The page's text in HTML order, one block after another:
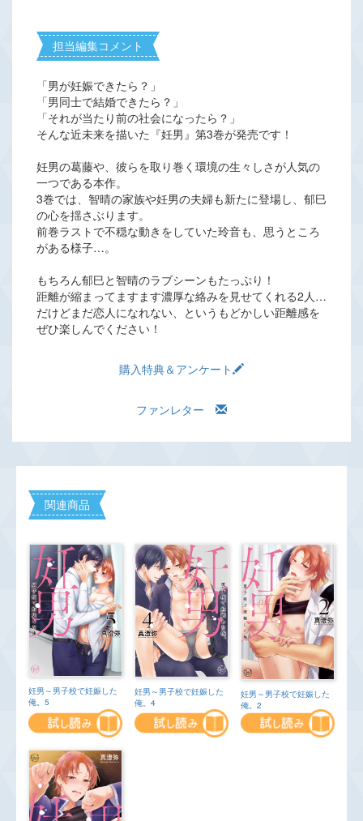
担当編集コメント
「男が妊娠できたら？」
「男同士で結婚できたら？」
「それが当たり前の社会になったら？」
そんな近未来を描いた『妊男』第3巻が発売です！
妊男の葛藤や、彼らを取り巻く環境の生々しさが人気の
一つである本作。
3巻では、智晴の家族や妊男の夫婦も新たに登場し、郁巳
の心を揺さぶります。
前巻ラストで不穏な動きをしていた玲音も、思うところ
がある様子…。
もちろん郁巳と智晴のラブシーンもたっぷり！
距離が縮まってますます濃厚な絡みを見せてくれる2人…
だけどまだ恋人になれない、というもどかしい距離感を
ぜひ楽しんでください！
購入特典＆アンケート
ファンレター
関連商品
妊男～男子校で妊娠した
俺。5
妊男～男子校で妊娠した
俺。4
妊男～男子校で妊娠した
俺。2